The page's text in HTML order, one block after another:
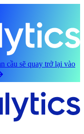
cầu sẽ quay trở lại vào